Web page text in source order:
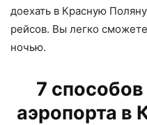
доехать в Красную
рейсов. Вы легко
ночью.
7
аэропорта в